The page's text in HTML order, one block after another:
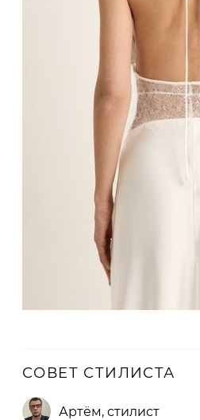
СОВЕТ СТИЛИСТА
Артём, стилист